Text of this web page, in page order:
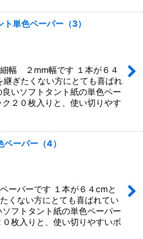
単色ペーパー（3）
幅 ２mm幅です １本が６４
ぎたくない方にとても喜ばれ
いソフトタント紙の単色ペー
２０枚入りと、使い切りやす
ーパー（4）
ーパーです １本が６４cmと
くない方にとても喜ばれてい
フトタント紙の単色ペーパー
枚入りと、使い切りやすいボ